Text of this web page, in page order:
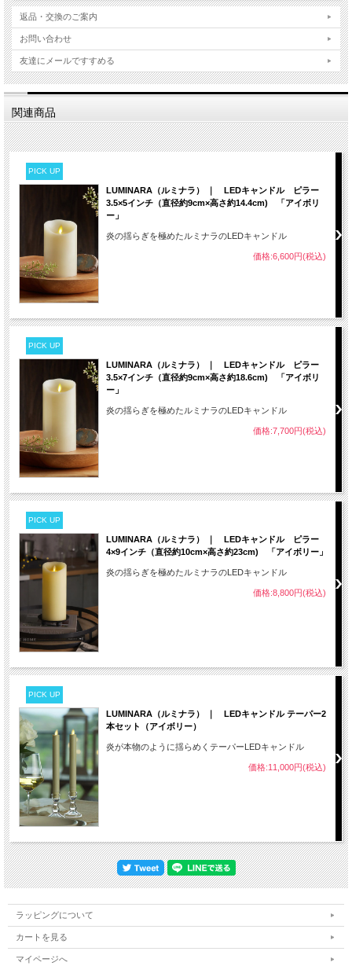
返品・交換のご案内
お問い合わせ
友達にメールですすめる
関連商品
PICK UP
LUMINARA（ルミナラ） ｜ LEDキャンドル ピラー
3.5×5インチ（直径約9cm×高さ約14.4cm) 「アイボリ
ー」
炎の揺らぎを極めたルミナラのLEDキャンドル
価格:6,600円(税込)
PICK UP
LUMINARA（ルミナラ） ｜ LEDキャンドル ピラー
3.5×7インチ（直径約9cm×高さ約18.6cm) 「アイボリ
ー」
炎の揺らぎを極めたルミナラのLEDキャンドル
価格:7,700円(税込)
PICK UP
LUMINARA（ルミナラ） ｜ LEDキャンドル ピラー
4×9インチ（直径約10cm×高さ約23cm) 「アイボリー」
炎の揺らぎを極めたルミナラのLEDキャンドル
価格:8,800円(税込)
PICK UP
LUMINARA（ルミナラ） ｜ LEDキャンドル テーパー2
本セット（アイボリー）
炎が本物のように揺らめくテーパーLEDキャンドル
価格:11,000円(税込)
ラッピングについて
カートを見る
マイページへ